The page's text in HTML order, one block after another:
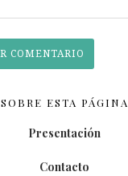
SOBRE ESTA PÁGINA
Presentación
Contacto